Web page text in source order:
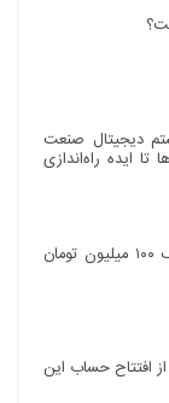
دیجیتال صنعت
ایده راه‌اندازی
امکان خرید نقره اقساطی تا سقف ۱۰۰ میلیون تومان
از افتتاح حساب این